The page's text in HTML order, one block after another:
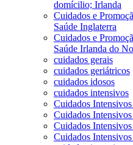
domícilio; Irlanda
Cuidados e
Saúde Inglaterra
Cuidados e
Saúde Irlanda do
cuidados gerais
cuidados geriátricos
cuidados idosos
cuidados intensivos
Cuidados
Cuidados
Cuidados
Cuidados